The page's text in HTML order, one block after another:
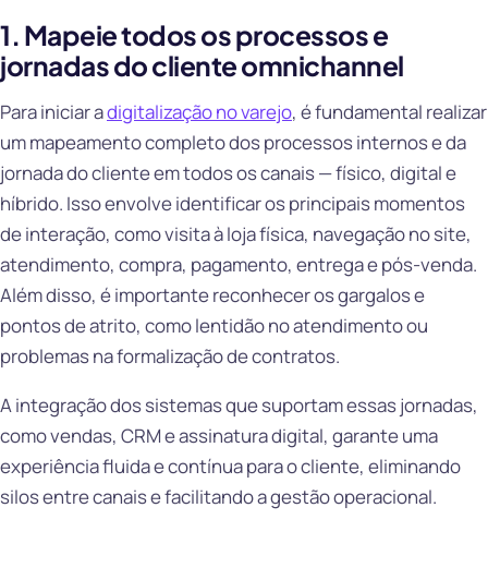
1. Mapeie todos os processos e
jornadas do cliente omnichannel
Para iniciar adigitalização no varejo, é fundamental realizar
um mapeamento completo dos processos internos e da
jornada do cliente em todos os canais — físico, digital e
híbrido. Isso envolve identificar os principais momentos
de interação, como visita à loja física, navegação no site,
atendimento, compra, pagamento, entrega e pós-venda.
Além disso, é importante reconhecer os gargalos e
pontos de atrito, como lentidão no atendimento ou
problemas na formalização de contratos.
A integração dos sistemas que suportam essas jornadas,
como vendas, CRM e assinatura digital, garante uma
experiência fluida e contínua para o cliente, eliminando
silos entre canais e facilitando a gestão operacional.